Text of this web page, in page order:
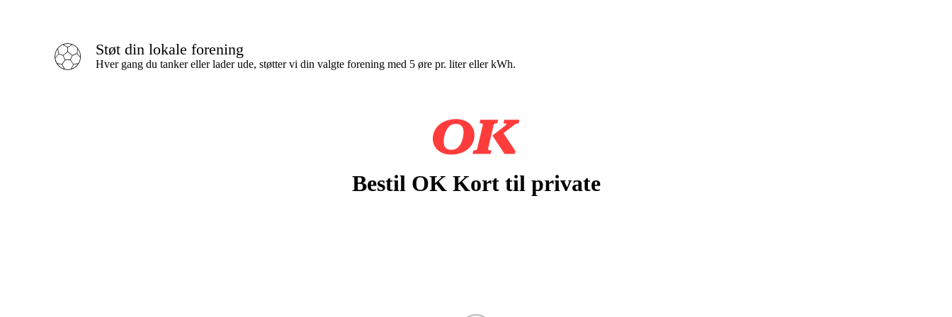
Støt din lokale forening
Hver gang du tanker eller lader ude, støtter vi din valgte forening med 5 øre pr. liter eller kWh.
Bestil OK Kort til private